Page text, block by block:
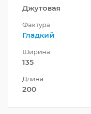
Джутовая
Фактура
Гладкий
Ширина
135
Длина
200